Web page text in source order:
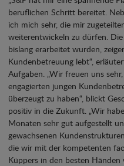
beruflichen Schritt bereitet.
ich mich sehr, die mir
weiterentwickeln zu dürfen.
bislang erarbeitet wurden,
Kundenbetreuung lebt“,
Aufgaben. „Wir freuen uns
engagierten jungen
überzeugt zu haben“, blickt
positiv in die Zukunft. „Wir
Monaten sehr gut aufgestellt
gewachsenen
die wir mit der kompetenten
Küppers in den besten Händen